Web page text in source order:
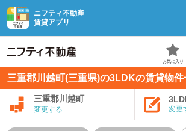
ニフティ不動産
賃貸アプリ
お気に入り
三重郡川越町(三重県)の3LDKの賃貸物件
三重郡川越町
変更する 変更